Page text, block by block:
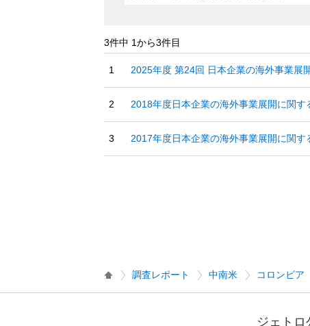
3件中 1から3件目
2025年度 第24回 日本企業の海外事業展
2018年度日本企業の海外事業展開に関す
2017年度日本企業の海外事業展開に関す
調査レポート 中南米 コロンビア
ジェトロ